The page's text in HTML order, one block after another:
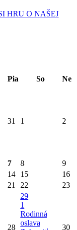
Pia So Ne
31 1 2
7 8
9
14 15
16
21 22 23
28
29
1
Rodinná
oslava
30